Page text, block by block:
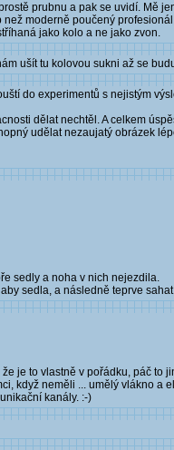
prubnu a pak se uvidí. Mě
moderně poučený
jako kolo a ne jako zvon.
ušít tu kolovou sukni až se
do experimentů s nejistým
dělat nechtěl. A celkem
udělat nezaujatý obrázek
sedly a noha v nich nejezdila.
sedla, a následně teprve
je to vlastně v pořádku, páč
když neměli ... umělý vlákno
kanály. :-)